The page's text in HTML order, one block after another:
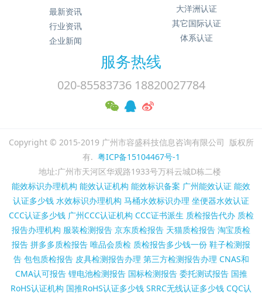
大洋洲认证
其它国际认证
体系认证
最新资讯
行业资讯
企业新闻
服务热线
020-85583736 18820027784
Copyright © 2015-2019 广州市容盛科技信息咨询有限公司 版权所
有. 粤ICP备15104467号-1
地址:广州市天河区华观路1933号万科云城D栋二楼
能效标识办理机构 能效认证机构 能效标识备案 广州能效认证 能效
认证多少钱 水效标识办理机构 马桶水效标识办理 坐便器水效认证
CCC认证多少钱 广州CCC认证机构 CCC证书派生 质检报告代办 质检
报告办理机构 服装检测报告 京东质检报告 天猫质检报告 淘宝质检
报告 拼多多质检报告 唯品会质检 质检报告多少钱一份 鞋子检测报
告 包包质检报告 皮具检测报告办理 第三方检测报告办理 CNAS和
CMA认可报告 锂电池检测报告 国标检测报告 委托测试报告 国推
RoHS认证机构 国推RoHS认证多少钱 SRRC无线认证多少钱 CQC认